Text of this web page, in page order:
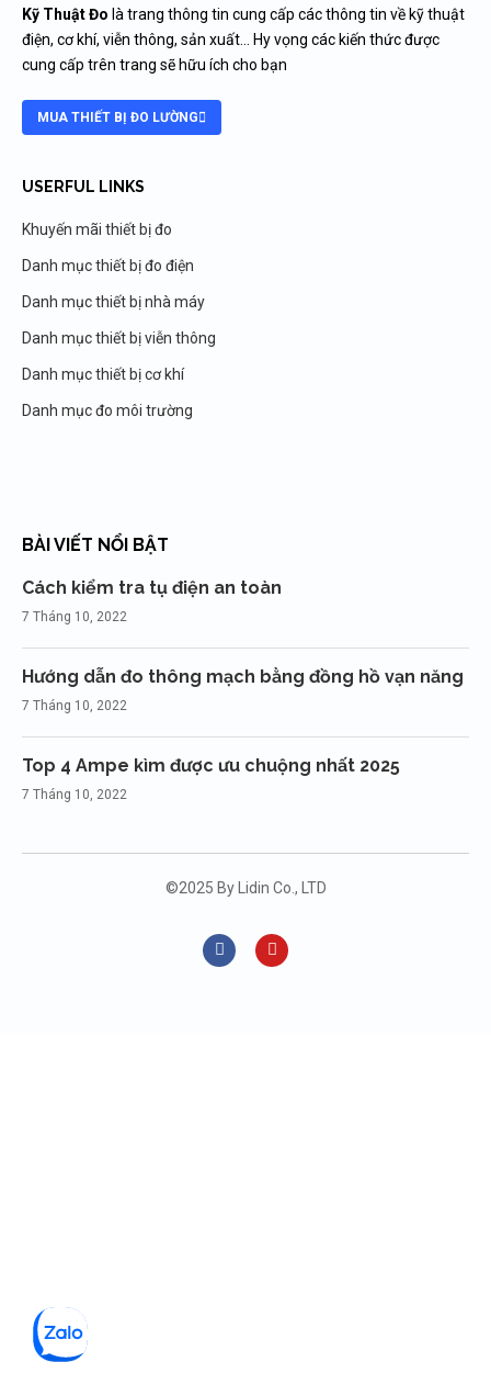
Kỹ Thuật Đo là trang thông tin cung cấp các thông tin về kỹ thuật
điện, cơ khí, viễn thông, sản xuất… Hy vọng các kiến thức được
cung cấp trên trang sẽ hữu ích cho bạn
MUA THIẾT BỊ ĐO LƯỜNG
USERFUL LINKS
Khuyến mãi thiết bị đo
Danh mục thiết bị đo điện
Danh mục thiết bị nhà máy
Danh mục thiết bị viễn thông
Danh mục thiết bị cơ khí
Danh mục đo môi trường
BÀI VIẾT NỔI BẬT
Cách kiểm tra tụ điện an toàn
7 Tháng 10, 2022
Hướng dẫn đo thông mạch bằng đồng hồ vạn năng
7 Tháng 10, 2022
Top 4 Ampe kìm được ưu chuộng nhất 2025
7 Tháng 10, 2022
©2025 By Lidin Co., LTD